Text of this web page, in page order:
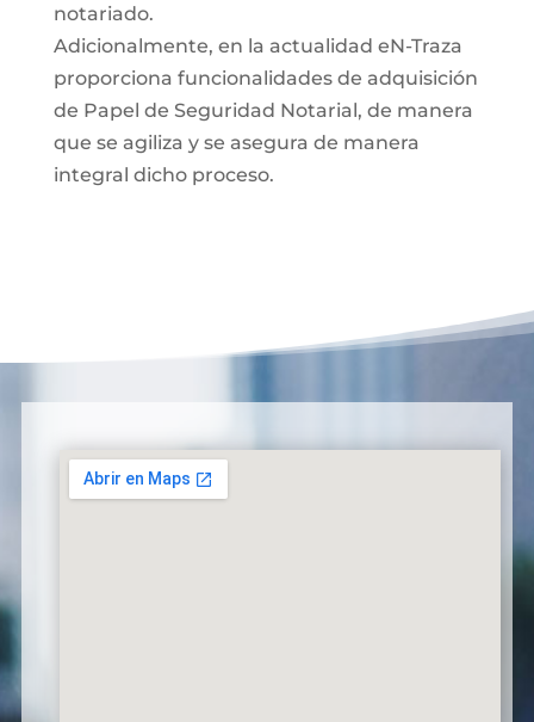
notariado.
Adicionalmente, en la actualidad eN-Traza
proporciona funcionalidades de adquisición
de Papel de Seguridad Notarial, de manera
que se agiliza y se asegura de manera
integral dicho proceso.